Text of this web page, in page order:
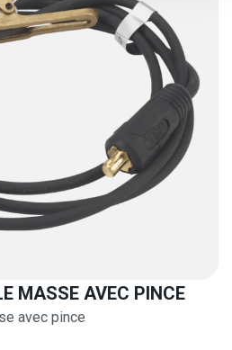
MASSE AVEC PINCE
avec pince